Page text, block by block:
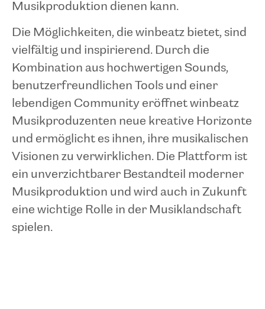
Musikproduktion dienen kann.
Die Möglichkeiten, die winbeatz bietet, sind
vielfältig und inspirierend. Durch die
Kombination aus hochwertigen Sounds,
benutzerfreundlichen Tools und einer
lebendigen Community eröffnet winbeatz
Musikproduzenten neue kreative Horizonte
und ermöglicht es ihnen, ihre musikalischen
Visionen zu verwirklichen. Die Plattform ist
ein unverzichtbarer Bestandteil moderner
Musikproduktion und wird auch in Zukunft
eine wichtige Rolle in der Musiklandschaft
spielen.